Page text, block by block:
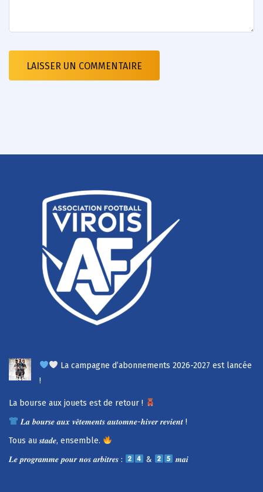
La campagne d’abonnements 2026-2027 est lancée
!
La bourse aux jouets est de retour !
𝑳𝒂 𝒃𝒐𝒖𝒓𝒔𝒆 𝒂𝒖𝒙 𝒗𝒆̂𝒕𝒆𝒎𝒆𝒏𝒕𝒔 𝒂𝒖𝒕𝒐𝒎𝒏𝒆-𝒉𝒊𝒗𝒆𝒓 𝒓𝒆𝒗𝒊𝒆𝒏𝒕 !
Tous au 𝒔𝒕𝒂𝒅𝒆, ensemble.
𝑳𝒆 𝒑𝒓𝒐𝒈𝒓𝒂𝒎𝒎𝒆 𝒑𝒐𝒖𝒓 𝒏𝒐𝒔 𝒂𝒓𝒃𝒊𝒕𝒓𝒆𝒔 :
& 𝒎𝒂𝒊